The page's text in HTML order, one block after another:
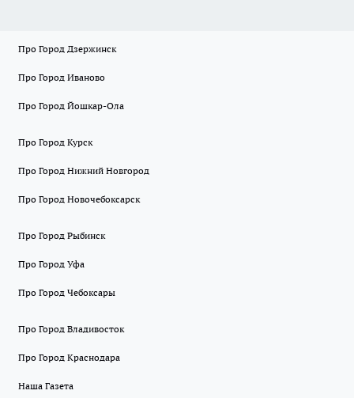
Про Город Дзержинск
Про Город Иваново
Про Город Йошкар-Ола
Про Город Курск
Про Город Нижний Новгород
Про Город Новочебоксарск
Про Город Рыбинск
Про Город Уфа
Про Город Чебоксары
Про Город Владивосток
Про Город Краснодара
Наша Газета